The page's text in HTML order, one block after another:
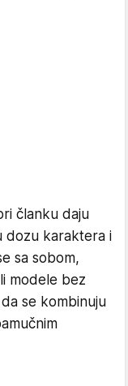
članku daju
dozu karaktera i
sa sobom,
modele bez
se kombinuju